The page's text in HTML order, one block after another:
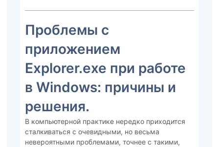
Проблемы с
приложением
Explorer.exe при работе
в Windows: причины и
решения.
В компьютерной практике нередко приходится
сталкиваться с очевидными, но весьма
невероятными проблемами, точнее с такими,